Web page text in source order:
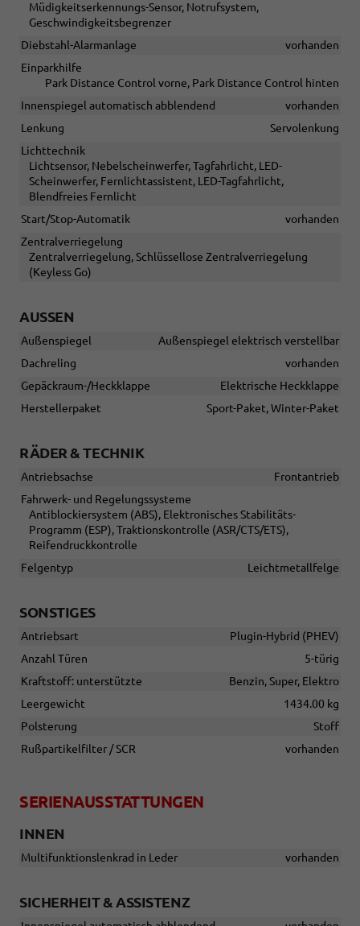
Müdigkeitserkennungs-Sensor, Notrufsystem,
Geschwindigkeitsbegrenzer
Diebstahl-Alarmanlage
vorhanden
Einparkhilfe
Park Distance Control vorne, Park Distance Control hinten
Innenspiegel automatisch abblendend
vorhanden
Lenkung
Servolenkung
Lichttechnik
Lichtsensor, Nebelscheinwerfer, Tagfahrlicht, LED-
Scheinwerfer, Fernlichtassistent, LED-Tagfahrlicht,
Blendfreies Fernlicht
Start/Stop-Automatik
vorhanden
Zentralverriegelung
Zentralverriegelung, Schlüssellose Zentralverriegelung
(Keyless Go)
AUSSEN
Außenspiegel
Außenspiegel elektrisch verstellbar
Dachreling
vorhanden
Gepäckraum-/Heckklappe
Elektrische Heckklappe
Herstellerpaket
Sport-Paket, Winter-Paket
RÄDER & TECHNIK
Antriebsachse
Frontantrieb
Fahrwerk- und Regelungssysteme
Antiblockiersystem (ABS), Elektronisches Stabilitäts-
Programm (ESP), Traktionskontrolle (ASR/CTS/ETS),
Reifendruckkontrolle
Felgentyp
Leichtmetallfelge
SONSTIGES
Antriebsart
Plugin-Hybrid (PHEV)
Anzahl Türen
5-türig
Kraftstoff: unterstützte
Benzin, Super, Elektro
Leergewicht
1434.00 kg
Polsterung
Stoff
Rußpartikelfilter / SCR
vorhanden
SERIENAUSSTATTUNGEN
INNEN
Multifunktionslenkrad in Leder vorhanden
SICHERHEIT & ASSISTENZ